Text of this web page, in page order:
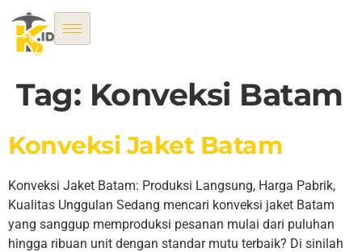
Tag: Konveksi Batam
Konveksi Jaket Batam
Konveksi Jaket Batam: Produksi Langsung, Harga Pabrik,
Kualitas Unggulan Sedang mencari konveksi jaket Batam
yang sanggup memproduksi pesanan mulai dari puluhan
hingga ribuan unit dengan standar mutu terbaik? Di sinilah